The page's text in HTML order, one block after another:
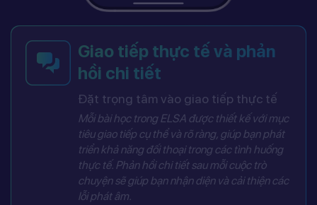
Giao tiếp thực tế và phản
hồi chi tiết
Đặt trọng tâm vào giao tiếp thực tế
Mỗi bài học trong ELSA được thiết kế với mục
tiêu giao tiếp cụ thể và rõ ràng, giúp bạn phát
triển khả năng đối thoại trong các tình huống
thực tế. Phản hồi chi tiết sau mỗi cuộc trò
chuyện sẽ giúp bạn nhận diện và cải thiện các
lỗi phát âm.